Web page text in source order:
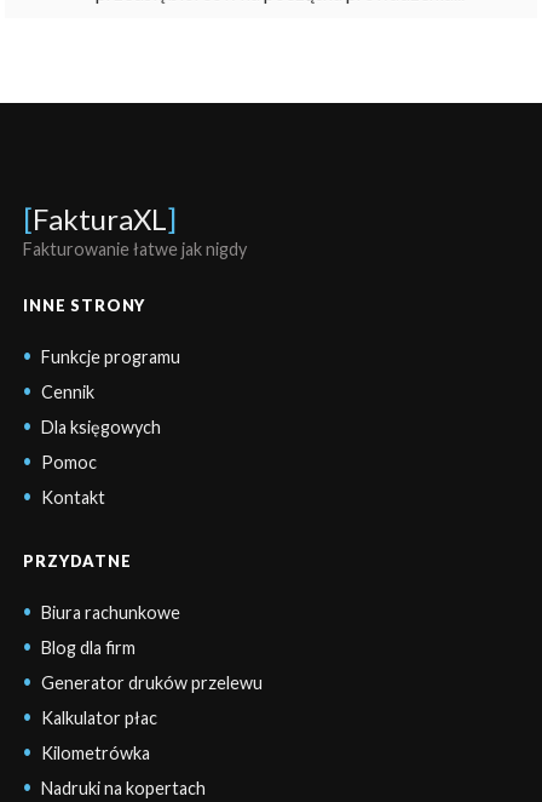
[FakturaXL]
Fakturowanie łatwe jak nigdy
INNE STRONY
Funkcje programu
Cennik
Dla księgowych
Pomoc
Kontakt
PRZYDATNE
Biura rachunkowe
Blog dla firm
Generator druków przelewu
Kalkulator płac
Kilometrówka
Nadruki na kopertach